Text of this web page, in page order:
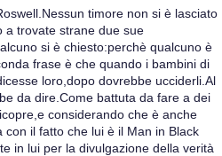
timore non si è lasciato
a trovate strane due sue
si è chiesto:perchè qualcuno è
frase è che quando i bambini di
loro,dopo dovrebbe ucciderli.Al
da dire.Come battuta da fare a dei
considerando che è anche
il fatto che lui è il Man in Black
in lui per la divulgazione della verità